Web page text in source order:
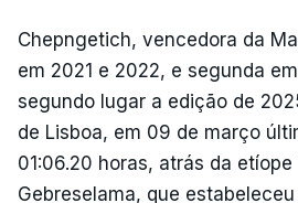
Chepngetich, vencedora da
em 2021 e 2022, e segunda
segundo lugar a edição de
de Lisboa, em 09 de março
01:06.20 horas, atrás da etíope
Gebreselama, que